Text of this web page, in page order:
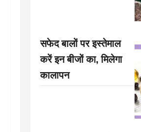
सफेद बालों पर इस्तेमाल
करें इन बीजों का, मिलेगा
कालापन